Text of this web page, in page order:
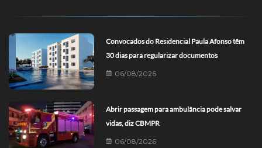
Convocados do Residencial Paula Afonso têm
30 dias para regularizar documentos
06/08/2026
Abrir passagem para ambulância pode salvar
vidas, diz CBMPR
06/08/2026